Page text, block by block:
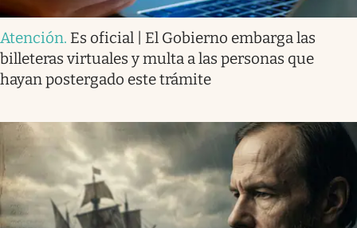
Atención. Es oficial | El Gobierno embarga las
billeteras virtuales y multa a las personas que
hayan postergado este trámite